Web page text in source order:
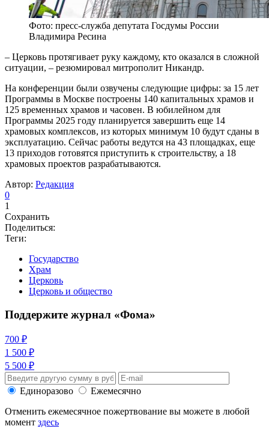
Фото: пресс-служба депутата Госдумы России
Владимира Ресина
– Церковь протягивает руку каждому, кто оказался в сложной
ситуации, – резюмировал митрополит Никандр.
На конференции были озвучены следующие цифры: за 15 лет
Программы в Москве построены 140 капитальных храмов и
125 временных храмов и часовен. В юбилейном для
Программы 2025 году планируется завершить еще 14
храмовых комплексов, из которых минимум 10 будут сданы в
эксплуатацию. Сейчас работы ведутся на 43 площадках, еще
13 приходов готовятся приступить к строительству, а 18
храмовых проектов разрабатываются.
Автор: Редакция
0
1
Сохранить
Поделиться:
Теги:
Государство
Храм
Церковь
Церковь и общество
Поддержите журнал «Фома»
700 ₽
1 500 ₽
5 500 ₽
Единоразово
Ежемесячно
Отменить ежемесячное пожертвование вы можете в любой
момент здесь